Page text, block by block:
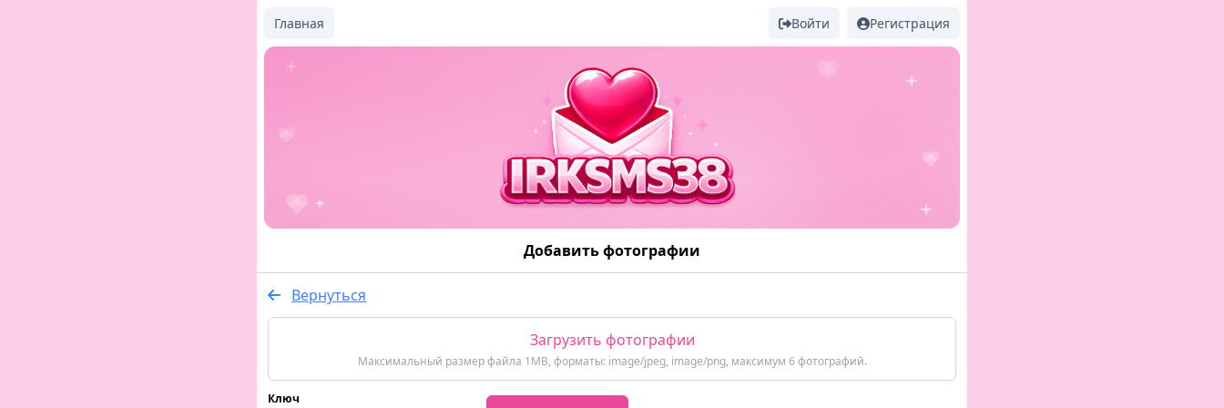
Главная Войти Регистрация
Добавить фотографии
Вернуться
Загрузить фотографии
Максимальный размер файла 1MB, форматы: image/jpeg, image/png, максимум 6 фотографий.
Ключ